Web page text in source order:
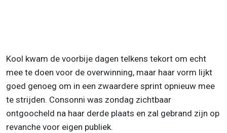
Kool kwam de voorbije dagen telkens tekort om echt
mee te doen voor de overwinning, maar haar vorm lijkt
goed genoeg om in een zwaardere sprint opnieuw mee
te strijden. Consonni was zondag zichtbaar
ontgoocheld na haar derde plaats en zal gebrand zijn op
revanche voor eigen publiek.